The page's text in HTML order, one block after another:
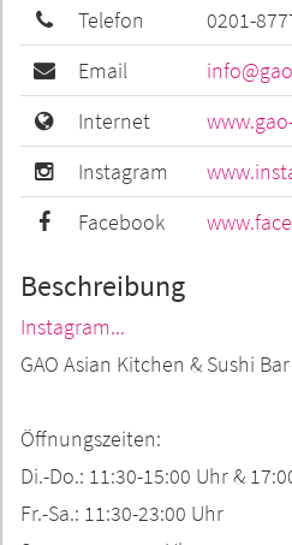
Telefon
0201-
Email
Internet
Instagram
Facebook
Beschreibung
Instagram...
GAO Asian Kitchen & Sushi Bar
Öffnungszeiten:
Di.-Do.: 11:30-15:00 Uhr &
Fr.-Sa.: 11:30-23:00 Uhr